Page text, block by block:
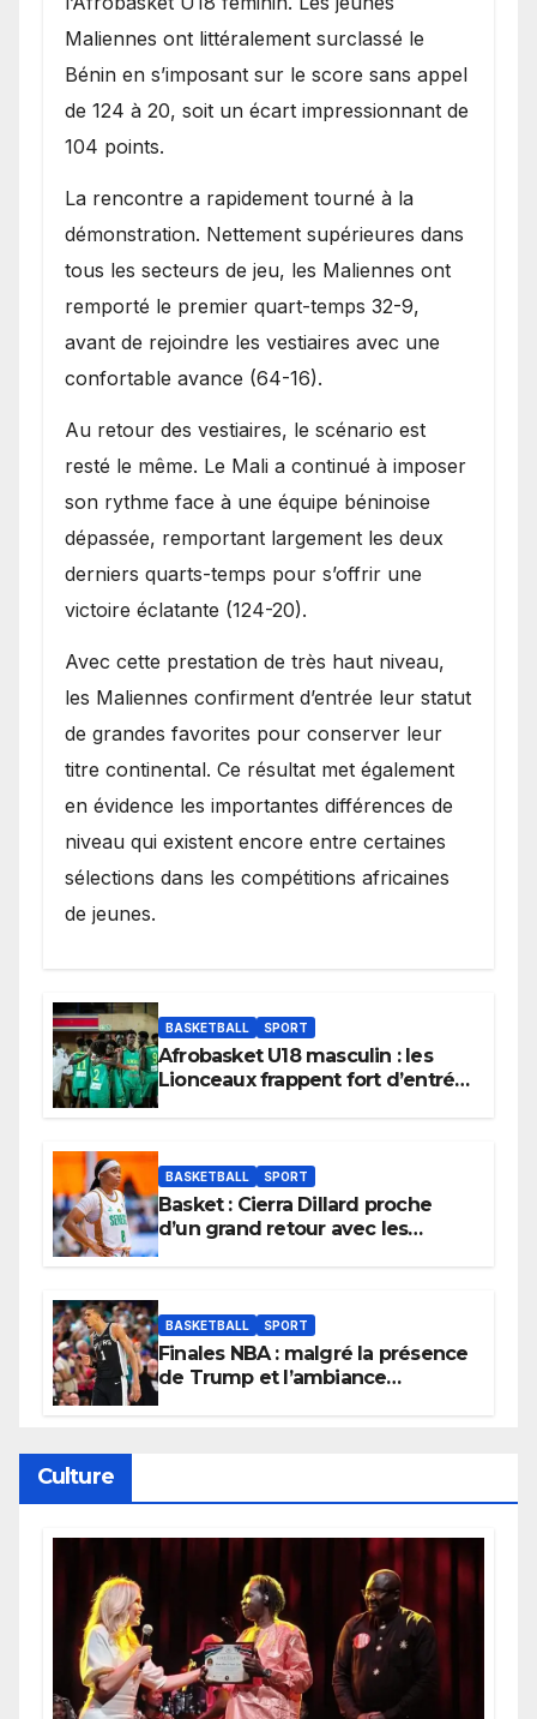
Maliennes ont littéralement surclassé le
Bénin en s’imposant sur le score sans appel
de 124 à 20, soit un écart impressionnant de
104 points.
La rencontre a rapidement tourné à la
démonstration. Nettement supérieures dans
tous les secteurs de jeu, les Maliennes ont
remporté le premier quart-temps 32-9,
avant de rejoindre les vestiaires avec une
confortable avance (64-16).
Au retour des vestiaires, le scénario est
resté le même. Le Mali a continué à imposer
son rythme face à une équipe béninoise
dépassée, remportant largement les deux
derniers quarts-temps pour s’offrir une
victoire éclatante (124-20).
Avec cette prestation de très haut niveau,
les Maliennes confirment d’entrée leur statut
de grandes favorites pour conserver leur
titre continental. Ce résultat met également
en évidence les importantes différences de
niveau qui existent encore entre certaines
sélections dans les compétitions africaines
de jeunes.
BASKETBALL SPORT
Afrobasket U18 masculin : les
Lionceaux frappent fort d’entrée
BASKETBALL SPORT
Basket : Cierra Dillard proche
d’un grand retour avec les
BASKETBALL SPORT
Finales NBA : malgré la présence
de Trump et l’ambiance
Culture